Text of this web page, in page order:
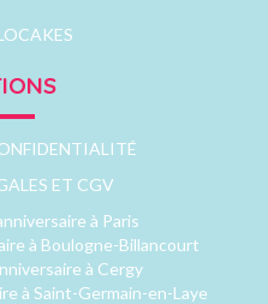
ET CGV
à Paris
à Boulogne-Billancourt
à Cergy
à Saint-Germain-en-Laye